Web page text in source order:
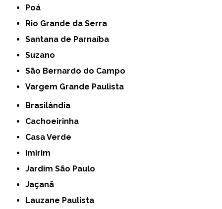
Poá
Rio Grande da Serra
Santana de Parnaíba
Suzano
São Bernardo do Campo
Vargem Grande Paulista
Brasilândia
Cachoeirinha
Casa Verde
Imirim
Jardim São Paulo
Jaçanã
Lauzane Paulista